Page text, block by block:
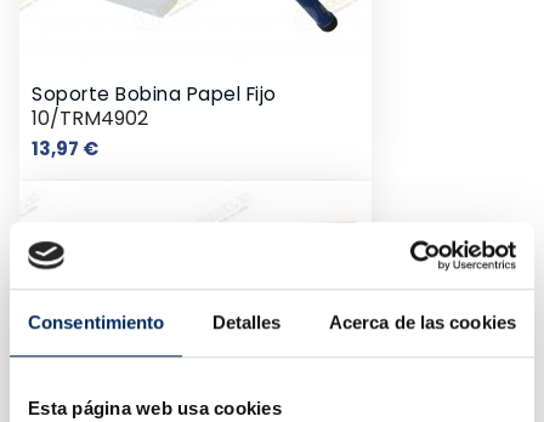
Consentimiento Detalles Acerca de las cookies
Esta página web usa cookies
Soporte Bobina Papel Fijo
10/TRM4902
13,97 €Precio